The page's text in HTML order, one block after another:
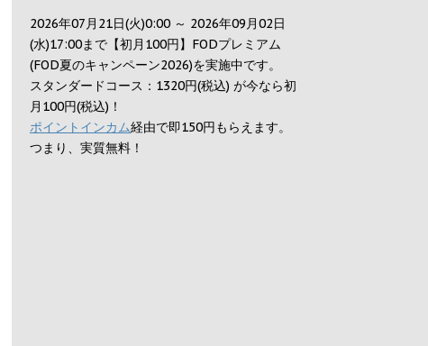
2026年07月21日(火)0:00 ～ 2026年09月02日
(水)17:00まで【初月100円】FODプレミアム
(FOD夏のキャンペーン2026)を実施中です。
スタンダードコース：1320円(税込) が今なら初
月100円(税込)！
ポイントインカム経由で即150円もらえます。
つまり、実質無料！